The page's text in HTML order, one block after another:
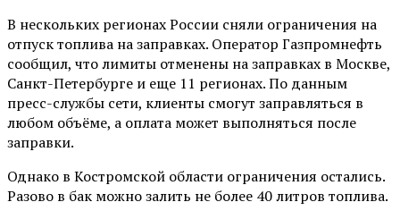
В нескольких регионах России сняли ограничения на
отпуск топлива на заправках. Оператор Газпромнефть
сообщил, что лимиты отменены на заправках в Москве,
Санкт-Петербурге и еще 11 регионах. По данным
пресс-службы сети, клиенты смогут заправляться в
любом объёме, а оплата может выполняться после
заправки.
Однако в Костромской области ограничения остались.
Разово в бак можно залить не более 40 литров топлива.